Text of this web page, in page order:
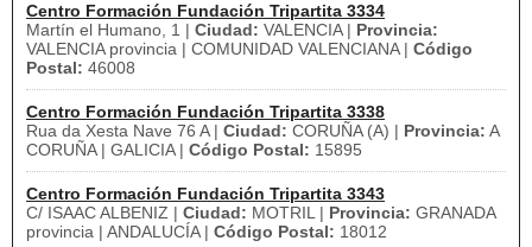
Centro Formación Fundación Tripartita 3334
Martín el Humano, 1 | Ciudad: VALENCIA | Provincia:
VALENCIA provincia | COMUNIDAD VALENCIANA | Código
Postal: 46008
Centro Formación Fundación Tripartita 3338
Rua da Xesta Nave 76 A | Ciudad: CORUÑA (A) | Provincia: A
CORUÑA | GALICIA | Código Postal: 15895
Centro Formación Fundación Tripartita 3343
C/ ISAAC ALBENIZ | Ciudad: MOTRIL | Provincia: GRANADA
provincia | ANDALUCÍA | Código Postal: 18012